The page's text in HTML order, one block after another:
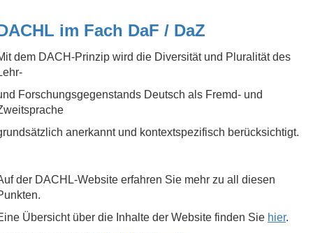
im Fach DaF / DaZ
dem DACH-Prinzip wird die Diversität und Pluralität des
Forschungsgegenstands Deutsch als Fremd- und
anerkannt und kontextspezifisch berücksichtigt.
der DACHL-Website erfahren Sie mehr zu all diesen
Übersicht über die Inhalte der Website finden Sie hier.